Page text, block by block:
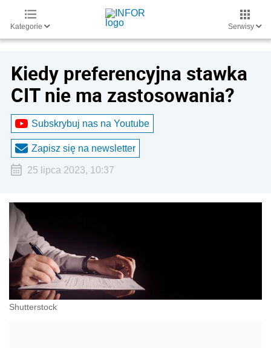
Kategorie Serwisy
Kiedy preferencyjna stawka
CIT nie ma zastosowania?
Subskrybuj nas na Youtube
Zapisz się na newsletter
25 lipca 2023, 10:37
Shutterstock